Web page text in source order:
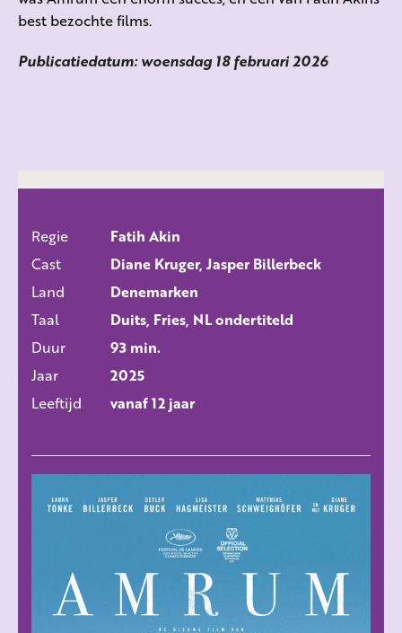
best bezochte films.
Publicatiedatum: woensdag 18 februari 2026
Regie
Fatih Akin
Cast
Diane Kruger, Jasper Billerbeck
Land
Denemarken
Taal
Duits, Fries, NL ondertiteld
Duur
93 min.
Jaar
2025
Leeftijd
vanaf 12 jaar